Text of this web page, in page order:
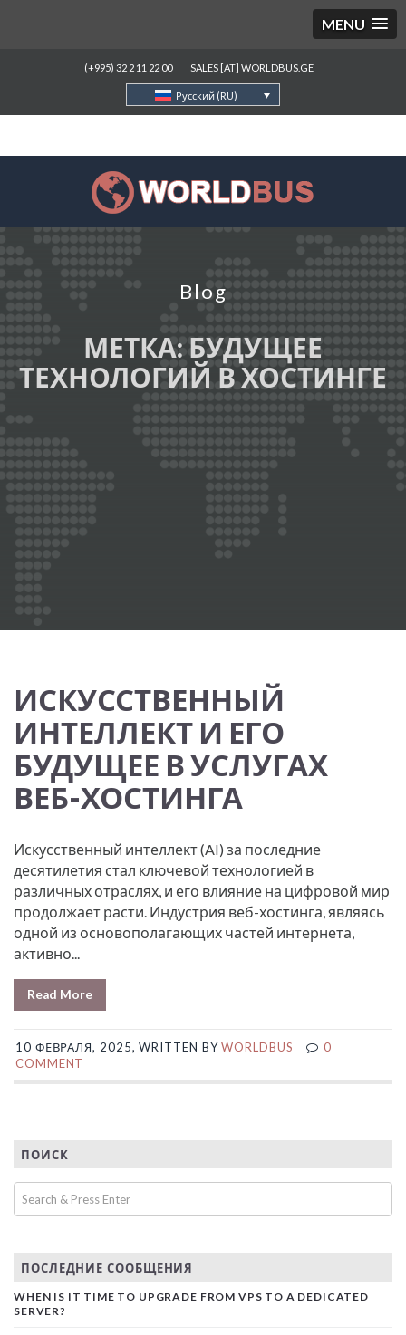
MENU
(+995) 32 2 11 22 00 SALES [AT] WORLDBUS.GE
Русский (RU)
Blog
МЕТКА: БУДУЩЕЕ
ТЕХНОЛОГИЙ В ХОСТИНГЕ
ИСКУССТВЕННЫЙ
ИНТЕЛЛЕКТ И ЕГО
БУДУЩЕЕ В УСЛУГАХ
ВЕБ-ХОСТИНГА
Искусственный интеллект (AI) за последние
десятилетия стал ключевой технологией в
различных отраслях, и его влияние на цифровой мир
продолжает расти. Индустрия веб-хостинга, являясь
одной из основополагающих частей интернета,
активно...
Read More
10 ФЕВРАЛЯ, 2025, WRITTEN BYWORLDBUS
0
COMMENT
ПОИСК
ПОСЛЕДНИЕ СООБЩЕНИЯ
WHEN IS IT TIME TO UPGRADE FROM VPS TO A DEDICATED
SERVER?